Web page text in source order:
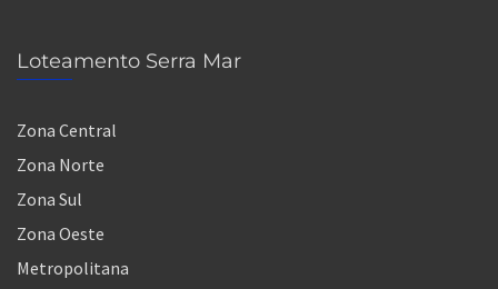
Loteamento Serra Mar
Zona Central
Zona Norte
Zona Sul
Zona Oeste
Metropolitana